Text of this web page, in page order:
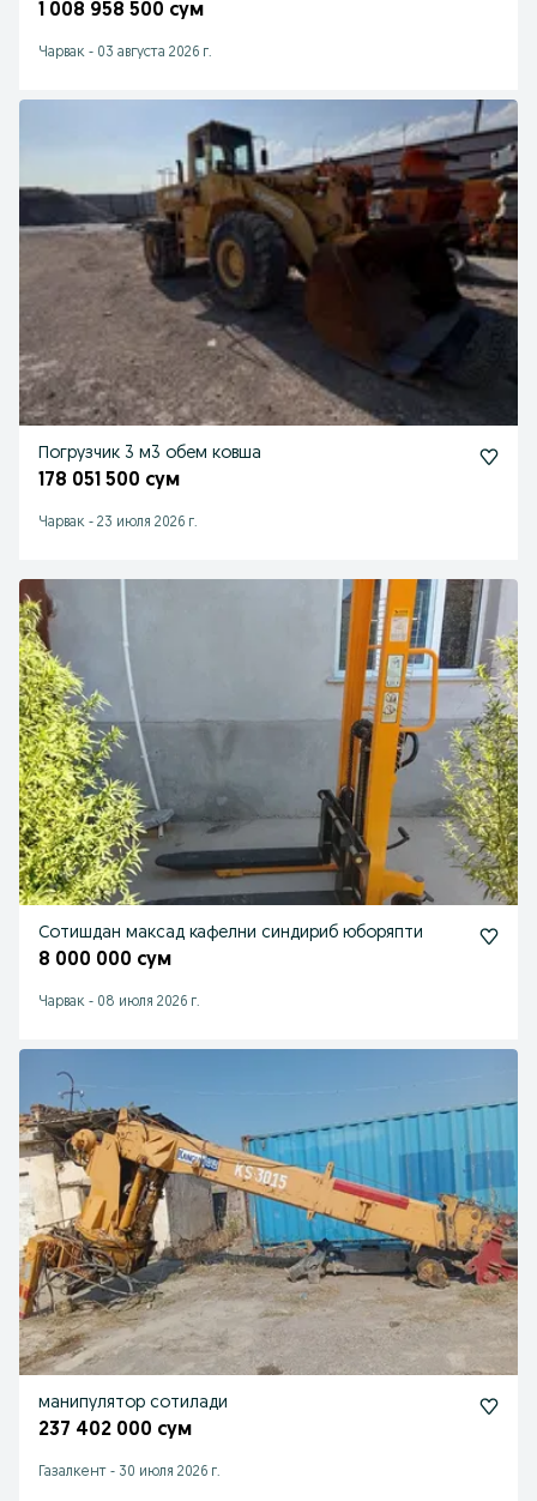
1 008 958 500 сум
Чарвак - 03 августа 2026 г.
Погрузчик 3 м3 обем ковша
178 051 500 сум
Чарвак - 23 июля 2026 г.
Сотишдан максад кафелни синдириб юборяпти
8 000 000 сум
Чарвак - 08 июля 2026 г.
манипулятор сотилади
237 402 000 сум
Газалкент - 30 июля 2026 г.